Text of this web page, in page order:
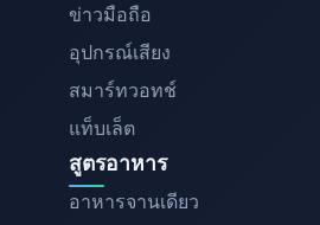
ข่าวมือถือ
อุปกรณ์เสียง
สมาร์ทวอทช์
แท็บเล็ต
สูตรอาหาร
อาหารจานเดียว